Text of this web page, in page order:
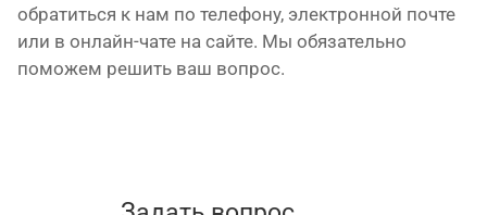
обратиться к нам по телефону, электронной почте
или в онлайн-чате на сайте. Мы обязательно
поможем решить ваш вопрос.